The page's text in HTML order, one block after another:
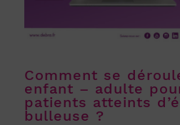
Comment se
enfant – adulte
patients atteints
bulleuse ?